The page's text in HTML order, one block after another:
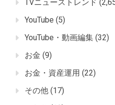
TVニューストレンド
YouTube (5)
YouTube・動画編集 (32)
お金 (9)
お金・資産運用 (22)
その他 (17)